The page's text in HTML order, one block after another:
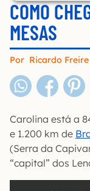
COMO
MESAS
Por Ricardo Freire
Carolina está a
e 1.200 km de
(Serra da
“capital” dos